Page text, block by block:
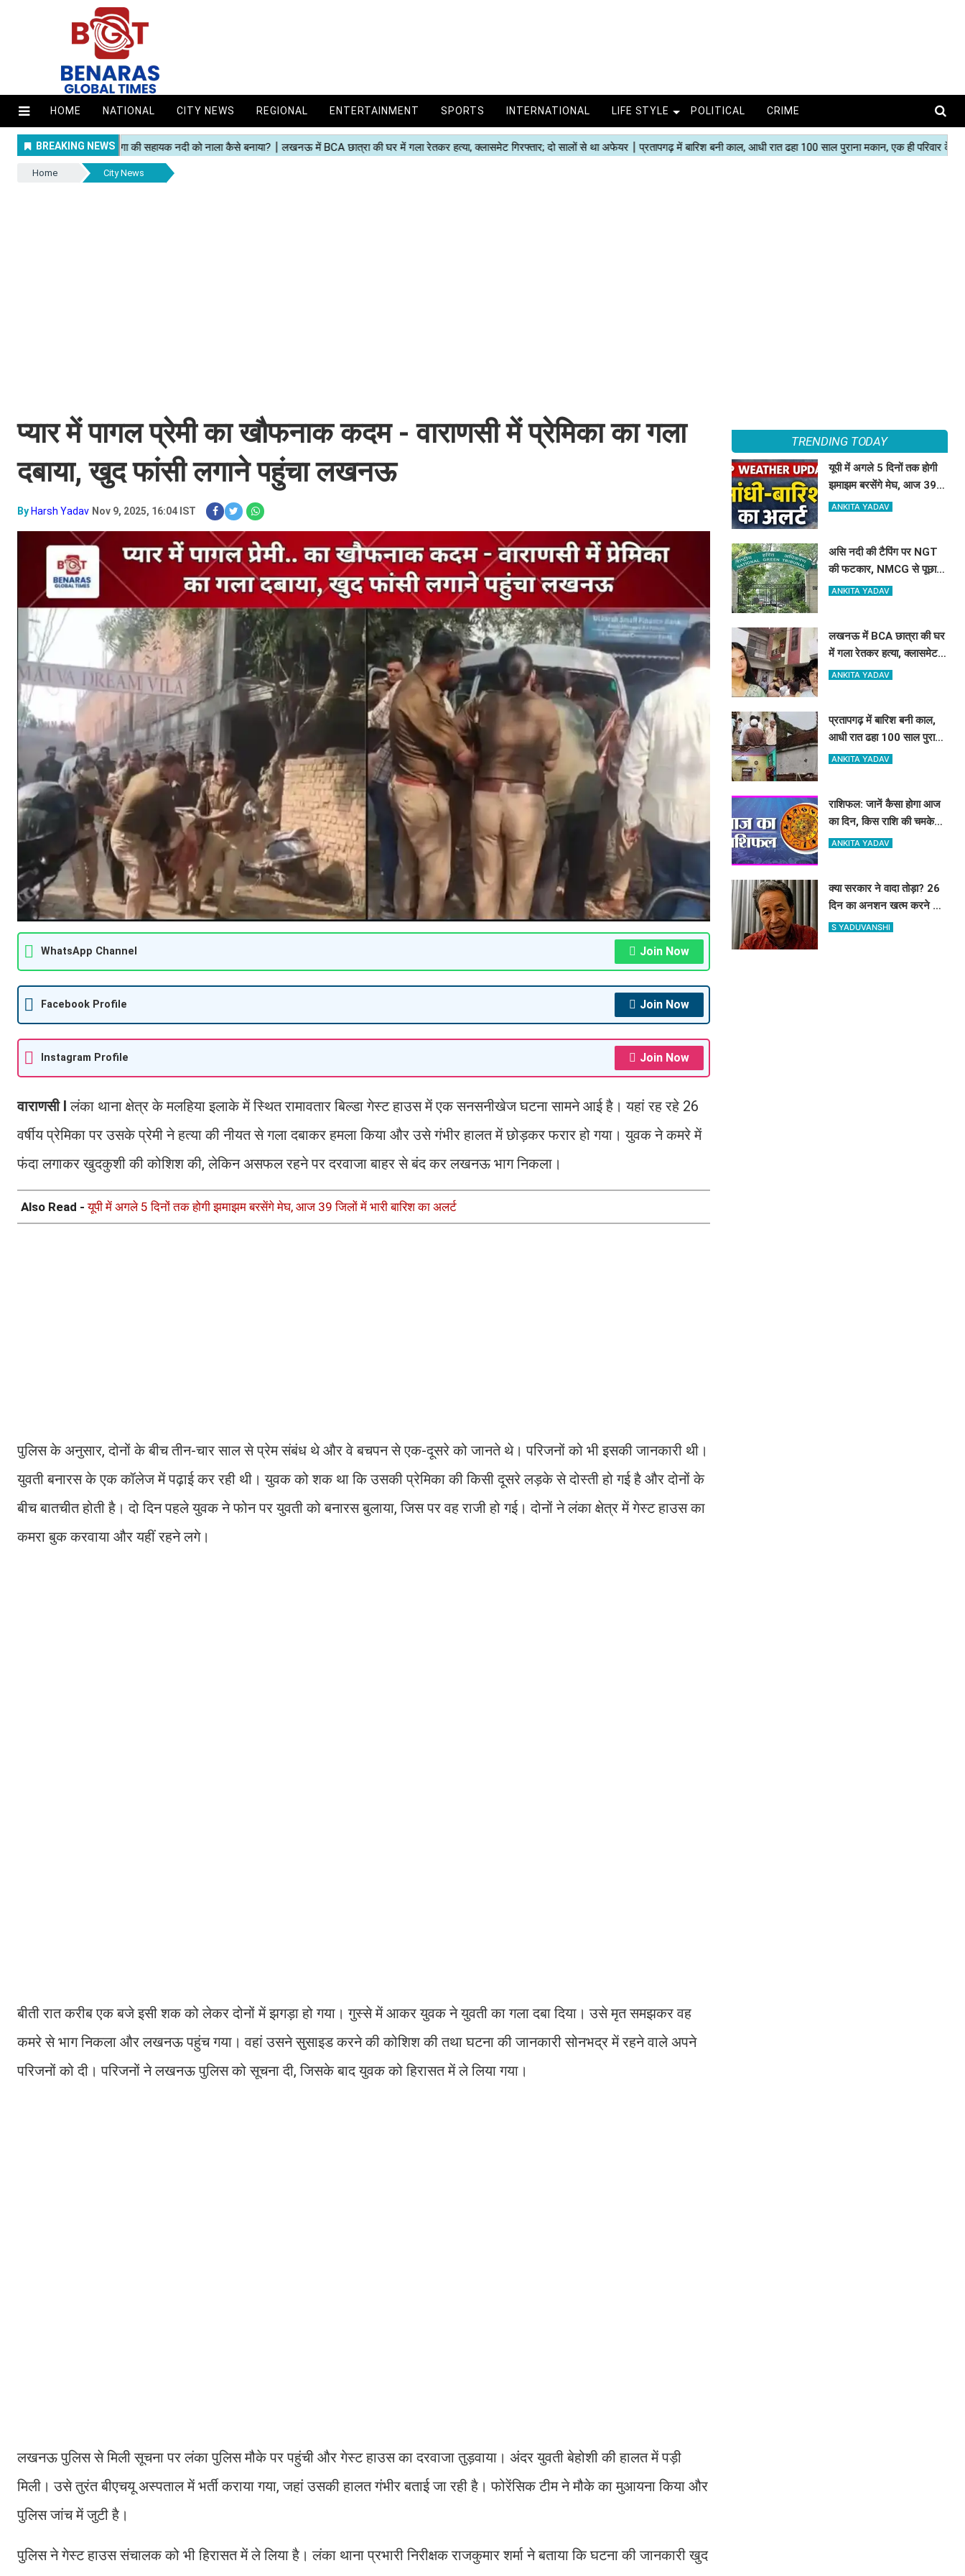
HOME NATIONAL CITY NEWS REGIONAL ENTERTAINMENT SPORTS INTERNATIONAL LIFE STYLE POLITICAL CRIME
Home City News
प्यार में पागल प्रेमी का खौफनाक कदम - वाराणसी में प्रेमिका का गला
दबाया, खुद फांसी लगाने पहुंचा लखनऊ
By Harsh Yadav Nov 9, 2025, 16:04 IST
WhatsApp Channel Join Now
Facebook Profile Join Now
Instagram Profile Join Now
वाराणसी I लंका थाना क्षेत्र के मलहिया इलाके में स्थित रामावतार बिल्डा गेस्ट हाउस में एक सनसनीखेज घटना सामने आई है। यहां रह रहे 26
वर्षीय प्रेमिका पर उसके प्रेमी ने हत्या की नीयत से गला दबाकर हमला किया और उसे गंभीर हालत में छोड़कर फरार हो गया। युवक ने कमरे में
फंदा लगाकर खुदकुशी की कोशिश की, लेकिन असफल रहने पर दरवाजा बाहर से बंद कर लखनऊ भाग निकला।
Also Read -यूपी में अगले 5 दिनों तक होगी झमाझम बरसेंगे मेघ, आज 39 जिलों में भारी बारिश का अलर्ट
पुलिस के अनुसार, दोनों के बीच तीन-चार साल से प्रेम संबंध थे और वे बचपन से एक-दूसरे को जानते थे। परिजनों को भी इसकी जानकारी थी।
युवती बनारस के एक कॉलेज में पढ़ाई कर रही थी। युवक को शक था कि उसकी प्रेमिका की किसी दूसरे लड़के से दोस्ती हो गई है और दोनों के
बीच बातचीत होती है। दो दिन पहले युवक ने फोन पर युवती को बनारस बुलाया, जिस पर वह राजी हो गई। दोनों ने लंका क्षेत्र में गेस्ट हाउस का
कमरा बुक करवाया और यहीं रहने लगे।
बीती रात करीब एक बजे इसी शक को लेकर दोनों में झगड़ा हो गया। गुस्से में आकर युवक ने युवती का गला दबा दिया। उसे मृत समझकर वह
कमरे से भाग निकला और लखनऊ पहुंच गया। वहां उसने सुसाइड करने की कोशिश की तथा घटना की जानकारी सोनभद्र में रहने वाले अपने
परिजनों को दी। परिजनों ने लखनऊ पुलिस को सूचना दी, जिसके बाद युवक को हिरासत में ले लिया गया।
लखनऊ पुलिस से मिली सूचना पर लंका पुलिस मौके पर पहुंची और गेस्ट हाउस का दरवाजा तुड़वाया। अंदर युवती बेहोशी की हालत में पड़ी
मिली। उसे तुरंत बीएचयू अस्पताल में भर्ती कराया गया, जहां उसकी हालत गंभीर बताई जा रही है। फोरेंसिक टीम ने मौके का मुआयना किया और
पुलिस जांच में जुटी है।
पुलिस ने गेस्ट हाउस संचालक को भी हिरासत में ले लिया है। लंका थाना प्रभारी निरीक्षक राजकुमार शर्मा ने बताया कि घटना की जानकारी खुद
TRENDING TODAY
यूपी में अगले 5 दिनों तक होगी
झमाझम बरसेंगे मेघ, आज 39
जिलों में भारी बारिश का अलर्ट
ANKITA YADAV
असि नदी की टैपिंग पर NGT
की फटकार, NMCG से पूछा-
गंगा की सहायक नदी को नाला
ANKITA YADAV
लखनऊ में BCA छात्रा की घर
में गला रेतकर हत्या, क्लासमेट
गिरफ्तार; दो सालों से था अफेयर
ANKITA YADAV
प्रतापगढ़ में बारिश बनी काल,
आधी रात ढहा 100 साल पुराना
मकान, एक ही परिवार के 6 लोगों
ANKITA YADAV
राशिफल: जानें कैसा होगा आज
का दिन, किस राशि की चमकेगी
किस्मत
ANKITA YADAV
क्या सरकार ने वादा तोड़ा? 26
दिन का अनशन खत्म करने के
बाद सोनम वांगचुक ने शेयर की
S YADUVANSHI